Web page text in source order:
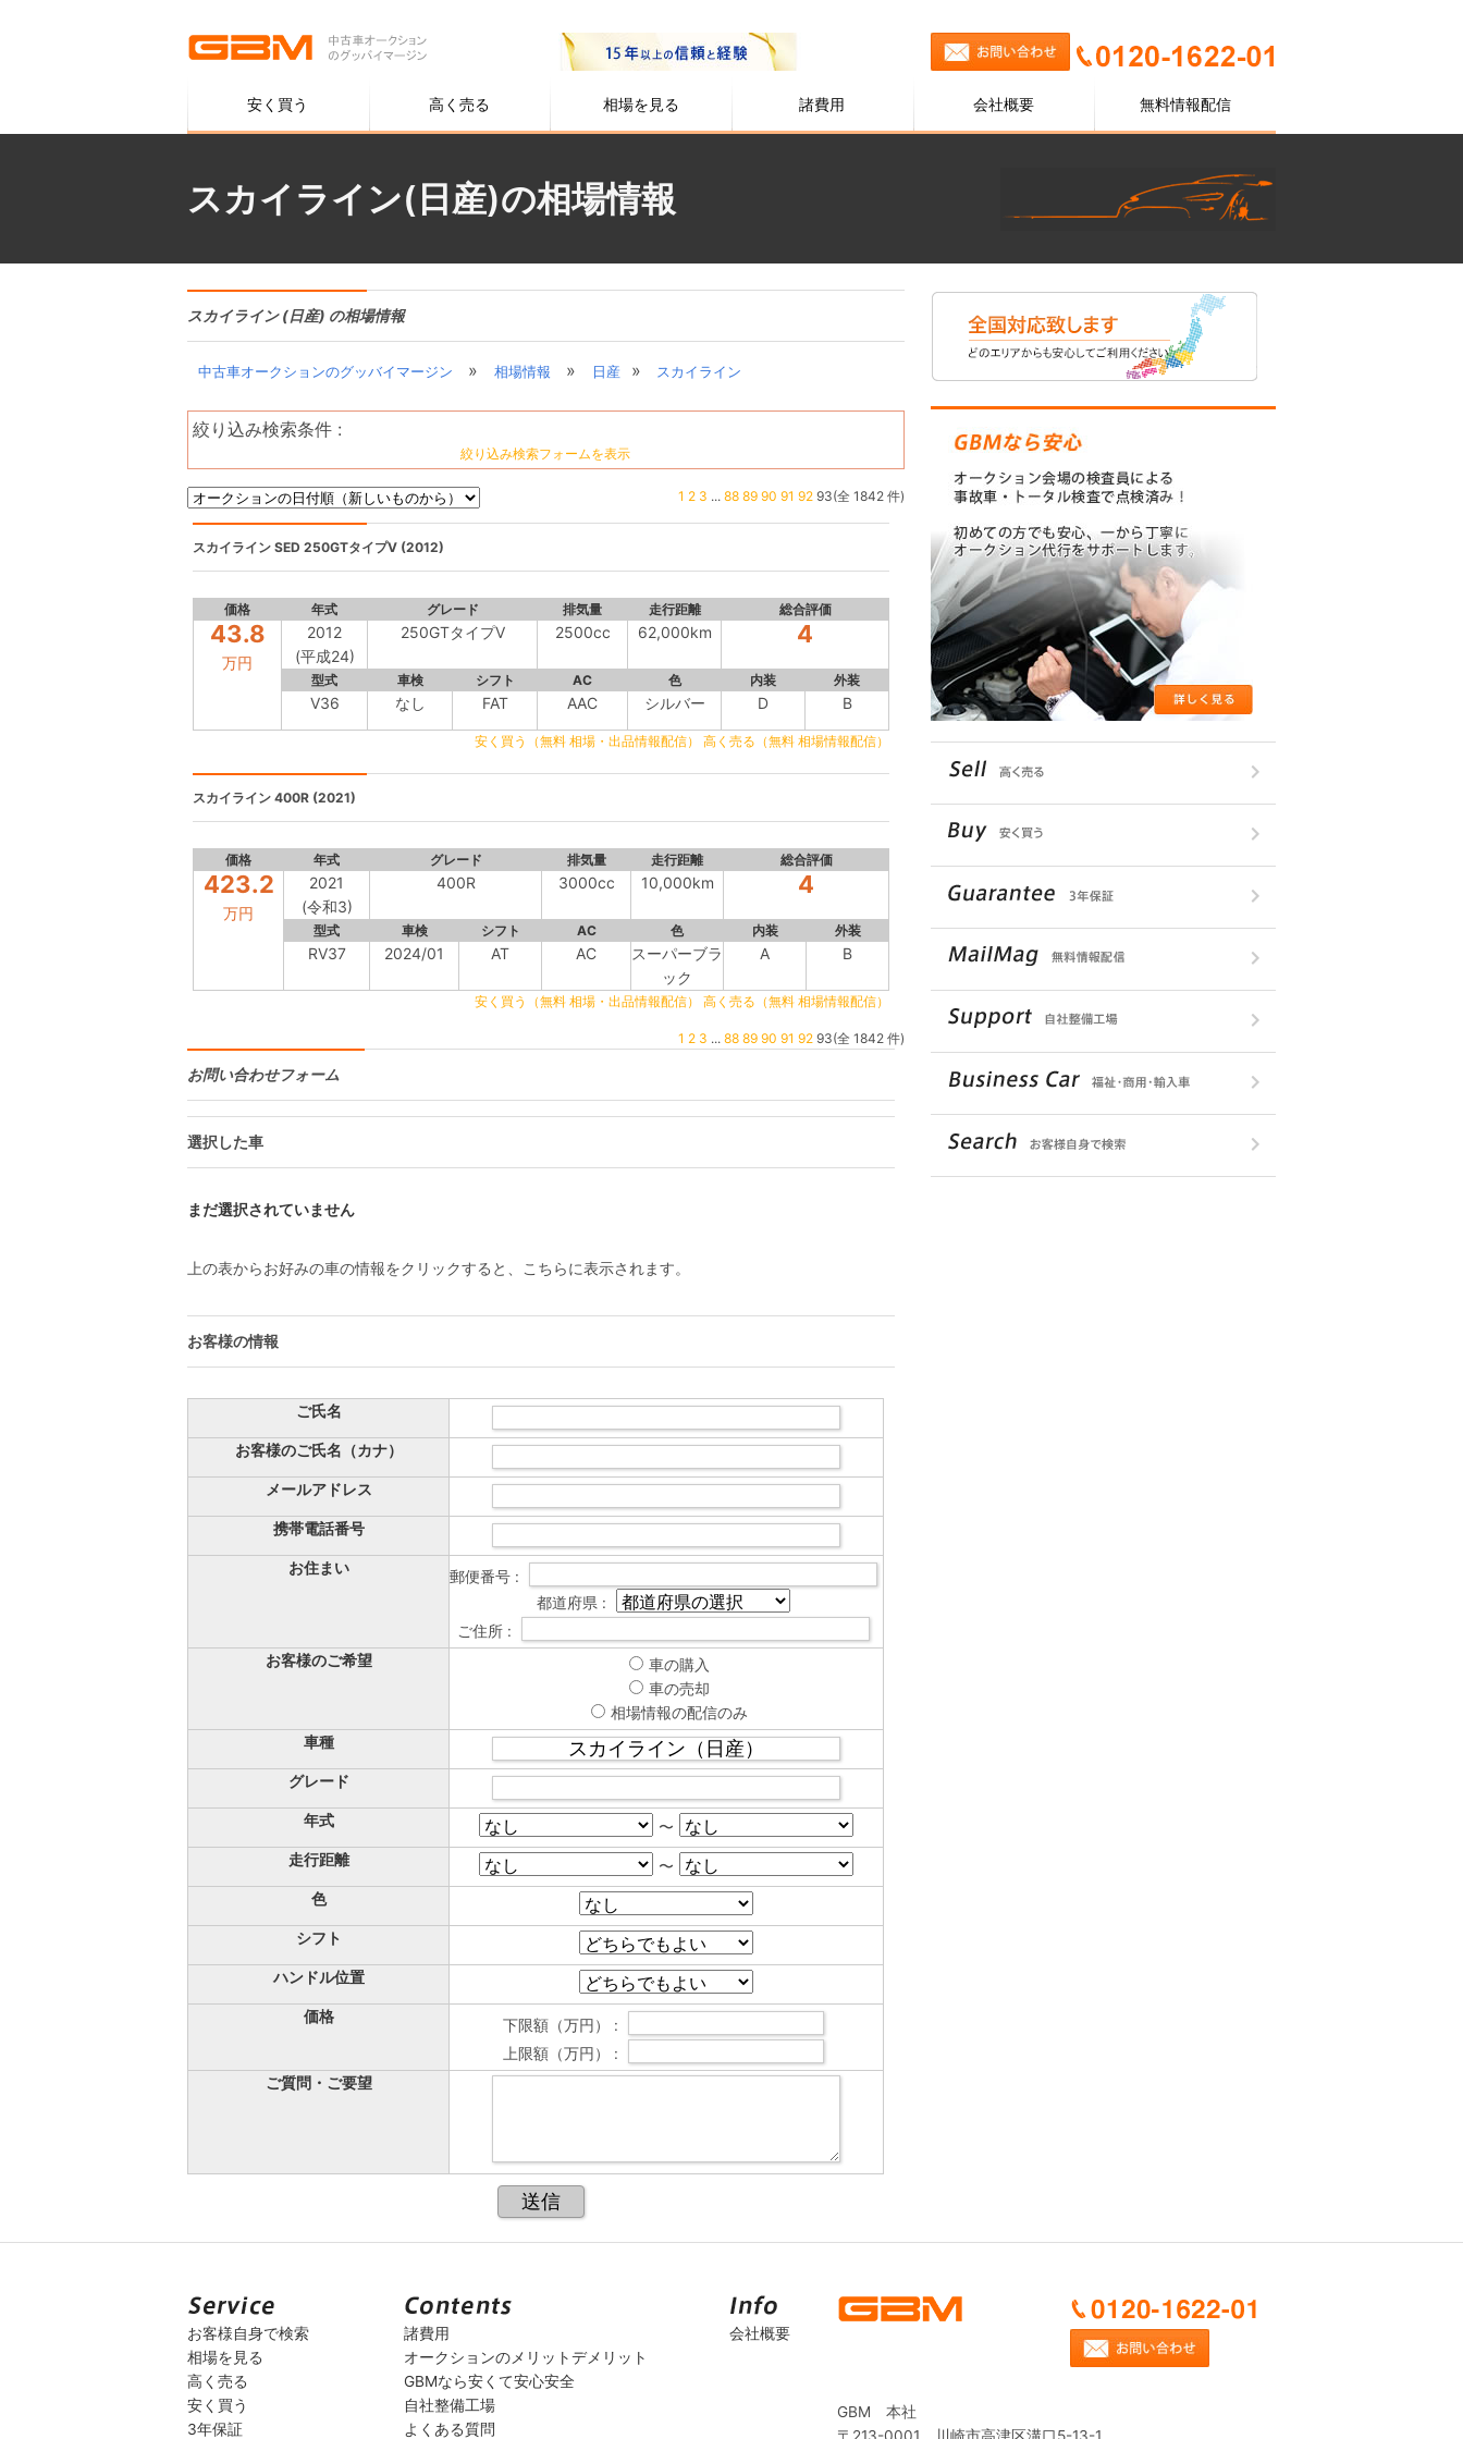
安く買う 高く売る 相場を見る 諸費用 会社概要 無料情報配信
スカイライン(日産)の相場情報
スカイライン (日産) の相場情報
中古車オークションのグッバイマージン » 相場情報 » 日産 » スカイライン
絞り込み検索条件 :
絞り込み検索フォームを表示
1 2 3 ... 88 89 90 91 9293(全 1842 件)
スカイライン SED 250GTタイプV (2012)
価格 年式 グレード 排気量 走行距離 総合評価
43.8
万円
2012
(平成24)
250GTタイプV 2500cc 62,000km 4
型式 車検 シフト AC 色 内装 外装
V36 なし FAT AAC シルバー D B
安く買う（無料 相場・出品情報配信） 高く売る（無料 相場情報配信）
スカイライン 400R (2021)
価格 年式 グレード 排気量 走行距離 総合評価
423.2
万円
2021
(令和3)
400R 3000cc 10,000km 4
型式 車検 シフト AC 色 内装 外装
RV37 2024/01 AT AC
スーパーブラ
ック
A B
安く買う（無料 相場・出品情報配信） 高く売る（無料 相場情報配信）
1 2 3 ... 88 89 90 91 9293(全 1842 件)
お問い合わせフォーム
選択した車
まだ選択されていません
上の表からお好みの車の情報をクリックすると、こちらに表示されます。
お客様の情報
ご氏名
お客様のご氏名（カナ）
メールアドレス
携帯電話番号
お住まい
郵便番号 :
都道府県 :
ご住所 :
お客様のご希望
車の購入
車の売却
相場情報の配信のみ
車種
グレード
年式
〜
走行距離
〜
色
シフト
ハンドル位置
価格
下限額（万円） :
上限額（万円） :
ご質問・ご要望
お客様自身で検索
相場を見る
高く売る
安く買う
3年保証
諸費用
オークションのメリットデメリット
GBMなら安くて安心安全
自社整備工場
よくある質問
会社概要
GBM 本社
〒213-0001 川崎市高津区溝口5-13-1